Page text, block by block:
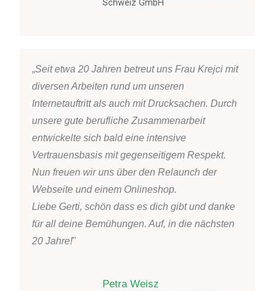
Schweiz GmbH
„Seit etwa 20 Jahren betreut uns Frau Krejci mit
diversen Arbeiten rund um unseren
Internetauftritt als auch mit Drucksachen. Durch
unsere gute berufliche Zusammenarbeit
entwickelte sich bald eine intensive
Vertrauensbasis mit gegenseitigem Respekt.
Nun freuen wir uns über den Relaunch der
Webseite und einem Onlineshop.
Liebe Gerti, schön dass es dich gibt und danke
für all deine Bemühungen. Auf, in die nächsten
20 Jahre!"
Petra Weisz